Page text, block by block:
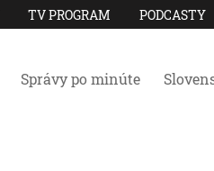
TV PROGRAM PODCASTY
Správy po minúte